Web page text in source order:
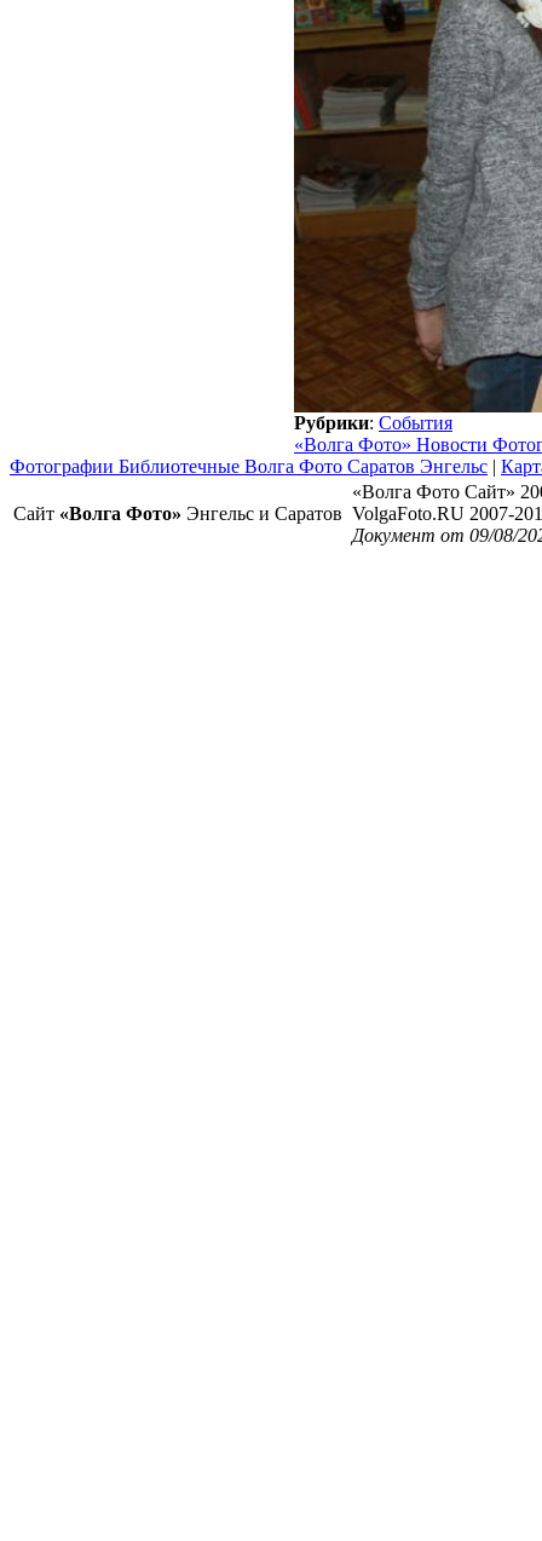
Рубрики: События
«Волга Фото» Новости
Фотографии Библиотечные Волга Фото Саратов Энгельс |
Сайт «Волга Фото» Энгельс и Саратов
«Волга Фото Сайт»
VolgaFoto.RU 2007-
Документ от 09/08/